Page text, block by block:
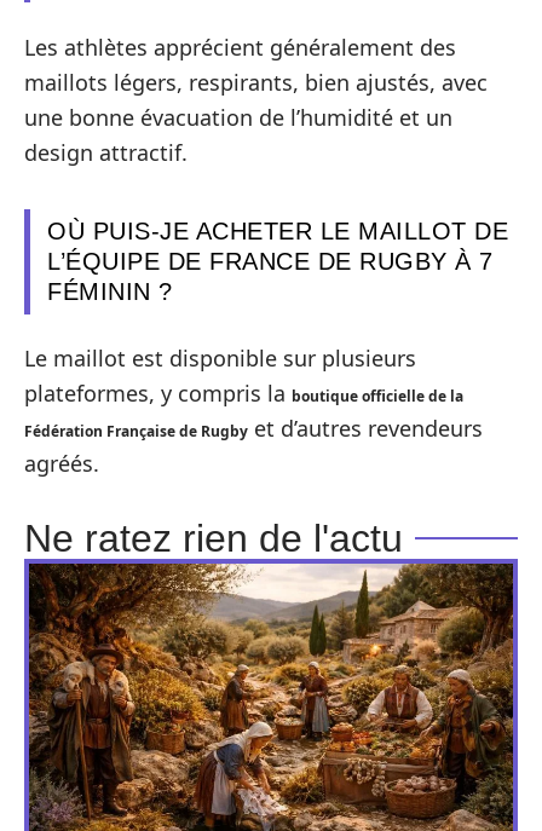
Les athlètes apprécient généralement des
maillots légers, respirants, bien ajustés, avec
une bonne évacuation de l’humidité et un
design attractif.
OÙ PUIS-JE ACHETER LE MAILLOT DE
L’ÉQUIPE DE FRANCE DE RUGBY À 7
FÉMININ ?
Le maillot est disponible sur plusieurs
plateformes, y compris la boutique officielle de la
Fédération Française de Rugby et d’autres revendeurs
agréés.
Ne ratez rien de l'actu